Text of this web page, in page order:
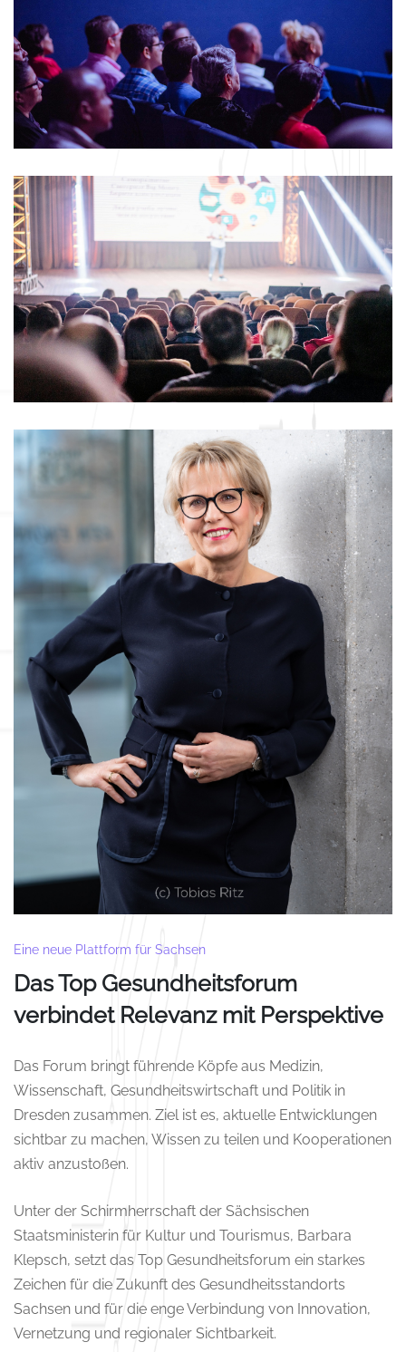
Eine neue Plattform für Sachsen
Das Top Gesundheitsforum
verbindet Relevanz mit Perspektive
Das Forum bringt führende Köpfe aus Medizin,
Wissenschaft, Gesundheitswirtschaft und Politik in
Dresden zusammen. Ziel ist es, aktuelle Entwicklungen
sichtbar zu machen, Wissen zu teilen und Kooperationen
aktiv anzustoßen.
Unter der Schirmherrschaft der Sächsischen
Staatsministerin für Kultur und Tourismus, Barbara
Klepsch, setzt das Top Gesundheitsforum ein starkes
Zeichen für die Zukunft des Gesundheitsstandorts
Sachsen und für die enge Verbindung von Innovation,
Vernetzung und regionaler Sichtbarkeit.